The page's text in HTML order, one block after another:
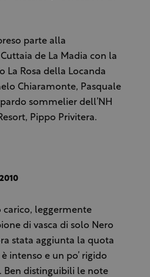
parte alla
de La Madia con la
La Rosa della Locanda
Chiaramonte, Pasquale
sommelier dell’NH
Pippo Privitera.
carico, leggermente
di vasca di solo Nero
stata aggiunta la quota
intenso e un po’ rigido
Ben distinguibili le note